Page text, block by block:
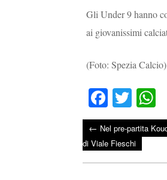
Gli Under 9 hanno
ai giovanissimi
(Foto: Spezia Calcio)
Fa
ce
bo
ok
T
wi
tte
r
Post
← Nel pre-partita
di Viale Fieschi